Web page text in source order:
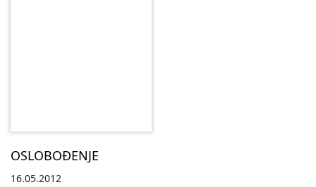
OSLOBOĐENJE
16.05.2012